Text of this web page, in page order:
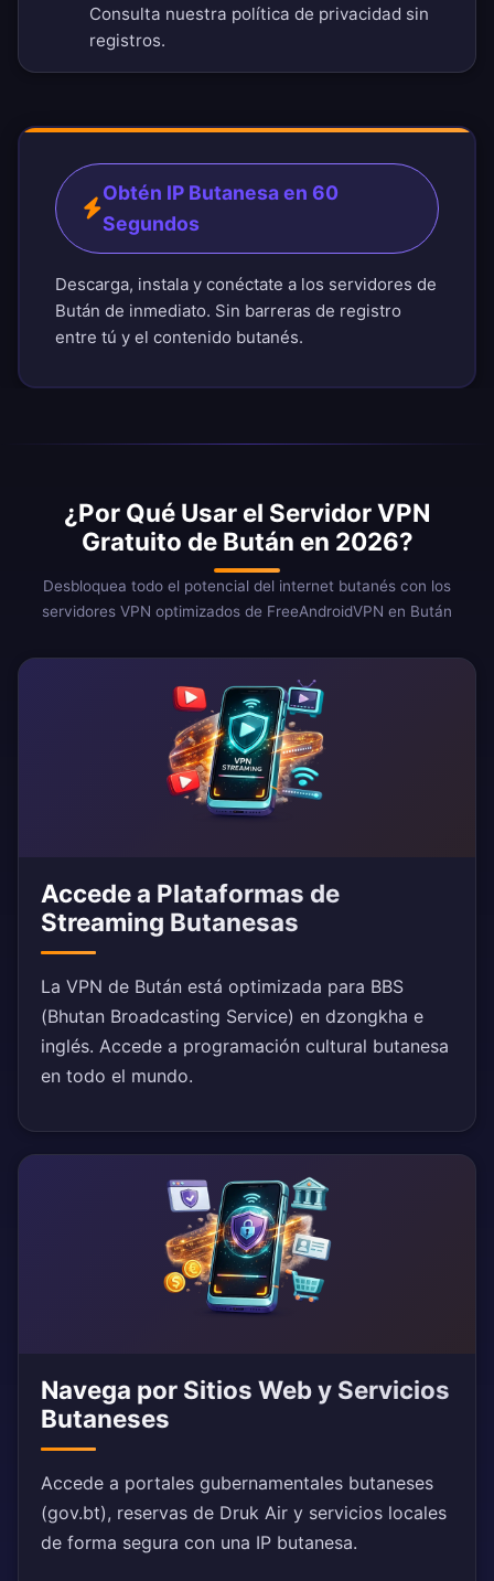
Consulta nuestra política de privacidad sin
registros.
Obtén IP Butanesa en 60
Segundos
Descarga, instala y conéctate a los servidores de
Bután de inmediato. Sin barreras de registro
entre tú y el contenido butanés.
¿Por Qué Usar el Servidor VPN
Gratuito de Bután en 2026?
Desbloquea todo el potencial del internet butanés con los
servidores VPN optimizados de FreeAndroidVPN en Bután
Accede a Plataformas de
Streaming Butanesas
La VPN de Bután está optimizada para BBS
(Bhutan Broadcasting Service) en dzongkha e
inglés. Accede a programación cultural butanesa
en todo el mundo.
Navega por Sitios Web y Servicios
Butaneses
Accede a portales gubernamentales butaneses
(gov.bt), reservas de Druk Air y servicios locales
de forma segura con una IP butanesa.